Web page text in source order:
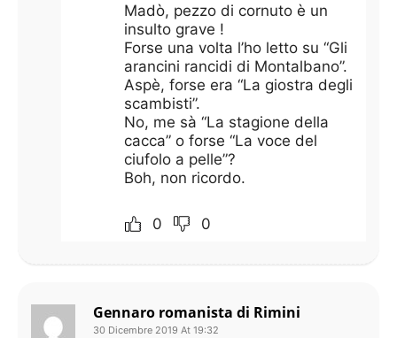
Madò, pezzo di cornuto è un
insulto grave !
Forse una volta l’ho letto su “Gli
arancini rancidi di Montalbano”.
Aspè, forse era “La giostra degli
scambisti”.
No, me sà “La stagione della
cacca” o forse “La voce del
ciufolo a pelle”?
Boh, non ricordo.
0 0
Gennaro romanista di Rimini
30 Dicembre 2019 At 19:32